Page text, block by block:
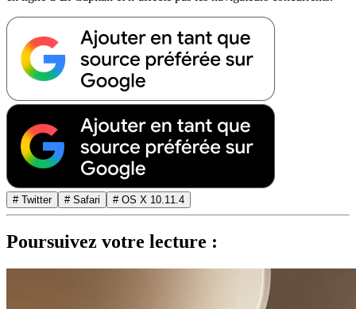
# Twitter # Safari # OS X 10.11.4
Poursuivez votre lecture :